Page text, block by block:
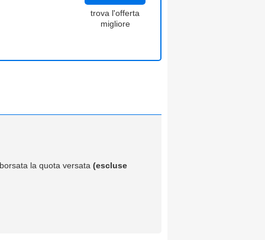
trova l'offerta
migliore
la quota versata (escluse